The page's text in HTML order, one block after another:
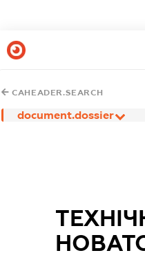
CAHEADER.SEARCH
document.dossier